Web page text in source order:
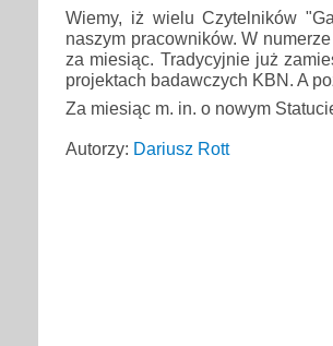
Wiemy, iż wielu Czytelników
naszym pracowników. W
za miesiąc. Tradycyjnie już
projektach badawczych KBN. A
Za miesiąc m. in. o nowym
Autorzy: Dariusz Rott